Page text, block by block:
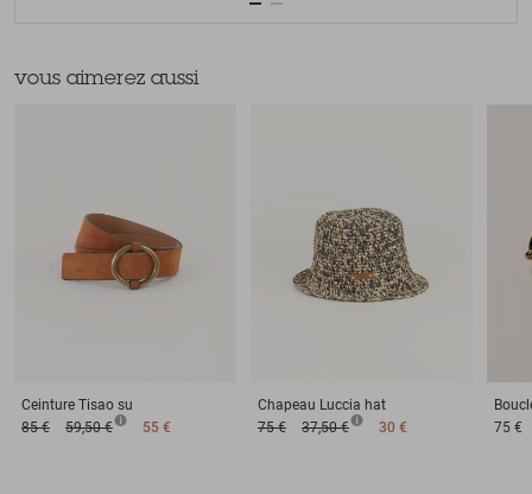
vous aimerez aussi
Ceinture Tisao su
85 €
59,50 € 55 €
Chapeau Luccia hat
75 €
37,50 € 30 €
75 €